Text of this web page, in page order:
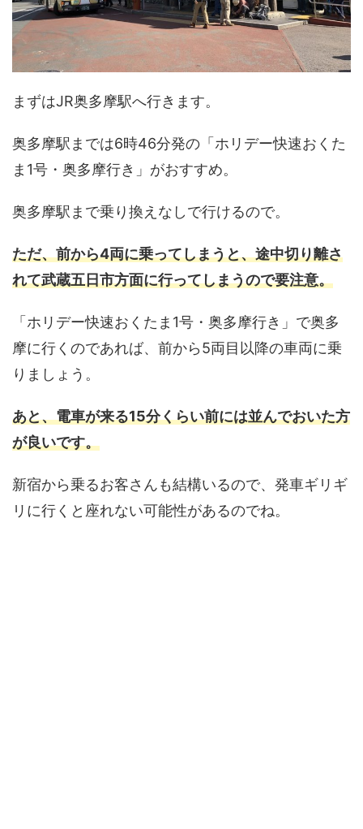
まずはJR奥多摩駅へ行きます。
奥多摩駅までは6時46分発の「ホリデー快速おくた
ま1号・奥多摩行き」がおすすめ。
奥多摩駅まで乗り換えなしで行けるので。
ただ、前から4両に乗ってしまうと、途中切り離さ
れて武蔵五日市方面に行ってしまうので要注意。
「ホリデー快速おくたま1号・奥多摩行き」で奥多
摩に行くのであれば、前から5両目以降の車両に乗
りましょう。
あと、電車が来る15分くらい前には並んでおいた方
が良いです。
新宿から乗るお客さんも結構いるので、発車ギリギ
リに行くと座れない可能性があるのでね。